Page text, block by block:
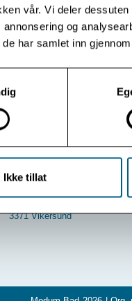
vår. Vi deler
annonsering og
har samlet inn
Ikke tillat
Postboks 33
3371 Vikersund